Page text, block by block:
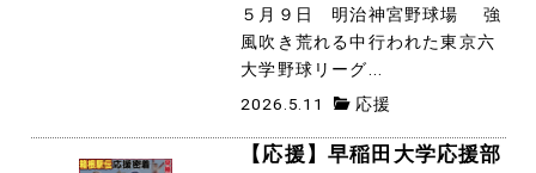
５月９日 明治神宮野球場 強
風吹き荒れる中行われた東京六
大学野球リーグ...
2026.5.11 応援
【応援】早稲田大学応援部